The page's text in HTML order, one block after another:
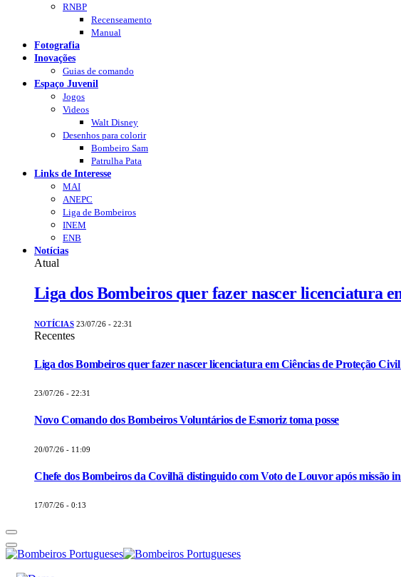
RNBP
Recenseamento
Manual
Fotografia
Inovações
Guias de comando
Espaço Juvenil
Jogos
Videos
Walt Disney
Desenhos para colorir
Bombeiro Sam
Patrulha Pata
Links de Interesse
MAI
ANEPC
Liga de Bombeiros
INEM
ENB
Notícias
Atual
Liga dos Bombeiros quer fazer nascer licenciatura
NOTÍCIAS 23/07/26 - 22:31
Recentes
Liga dos Bombeiros quer fazer nascer licenciatura em Ciências de Proteção
23/07/26 - 22:31
Novo Comando dos Bombeiros Voluntários de Esmoriz toma posse
20/07/26 - 11:09
Chefe dos Bombeiros da Covilhã distinguido com Voto de Louvor após missão
17/07/26 - 0:13